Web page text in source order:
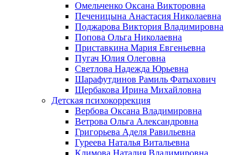
Омельченко Оксана Викторовна
Печеницына Анастасия Николаевна
Поджарова Виктория Владимировна
Попова Ольга Николаевна
Приставкина Мария Евгеньевна
Пугач Юлия Олеговна
Светлова Надежда Юрьевна
Шарафутдинов Рамиль Фатыхович
Щербакова Ирина Михайловна
Детская психокоррекция
Вербова Оксана Владимировна
Ветрова Ольга Александровна
Григорьева Аделя Равильевна
Гуреева Наталья Витальевна
Климова Наталия Владимировна